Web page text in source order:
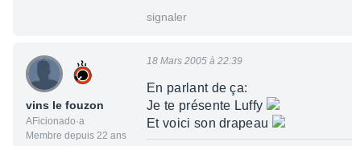
signaler
vins le fouzon
AFicionado·a
Membre depuis 22 ans
18 Mars 2005 à 22:39
En parlant de ça:
Je te présente Luffy
Et voici son drapeau